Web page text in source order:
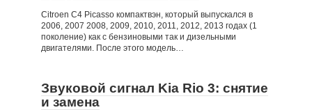
Citroen C4 Picasso компактвэн, который выпускался в
2006, 2007 2008, 2009, 2010, 2011, 2012, 2013 годах (1
поколение) как с бензиновыми так и дизельными
двигателями. После этого модель…
Звуковой сигнал Kia Rio 3: снятие
и замена